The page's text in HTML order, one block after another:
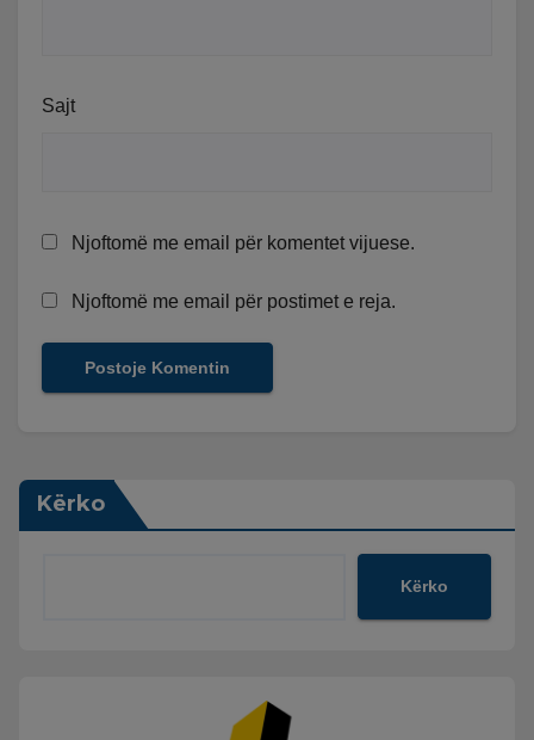
Sajt
Njoftomë me email për komentet vijuese.
Njoftomë me email për postimet e reja.
Kërko
Kërko